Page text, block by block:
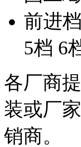
前进
5档 6
各厂商
装或厂
销商。